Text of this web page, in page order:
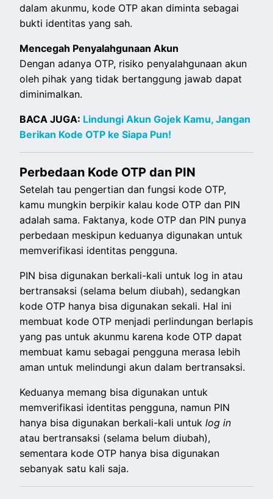
dalam akunmu, kode OTP akan diminta sebagai
bukti identitas yang sah.
Mencegah Penyalahgunaan Akun
Dengan adanya OTP, risiko penyalahgunaan akun
oleh pihak yang tidak bertanggung jawab dapat
diminimalkan.
BACA JUGA: Lindungi Akun Gojek Kamu, Jangan
Berikan Kode OTP ke Siapa Pun!
Perbedaan Kode OTP dan PIN
Setelah tau pengertian dan fungsi kode OTP,
kamu mungkin berpikir kalau kode OTP dan PIN
adalah sama. Faktanya, kode OTP dan PIN punya
perbedaan meskipun keduanya digunakan untuk
memverifikasi identitas pengguna.
PIN bisa digunakan berkali-kali untuk log in atau
bertransaksi (selama belum diubah), sedangkan
kode OTP hanya bisa digunakan sekali. Hal ini
membuat kode OTP menjadi perlindungan berlapis
yang pas untuk akunmu karena kode OTP dapat
membuat kamu sebagai pengguna merasa lebih
aman untuk melindungi akun dalam bertransaksi.
Keduanya memang bisa digunakan untuk
memverifikasi identitas pengguna, namun PIN
hanya bisa digunakan berkali-kali untuklog in
atau bertransaksi (selama belum diubah),
sementara kode OTP hanya bisa digunakan
sebanyak satu kali saja.